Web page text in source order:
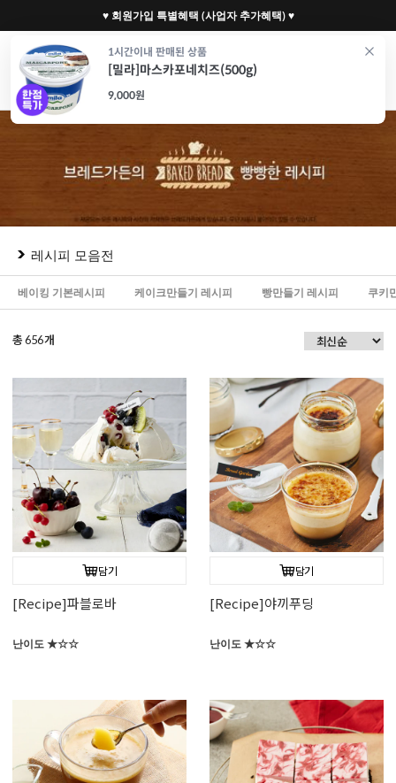
1시간이내 판매된 상품
[밀라]마스카포네치즈(500g)
9,000원
♥ 회원가입 특별혜택 (사업자 추가혜택) ♥
0
재료 도구 포장
레시피 모음전
베이킹 기본레시피 케이크만들기 레시피 빵만들기 레시피 쿠키
총656개
담기
[Recipe]파블로바
난이도 ★☆☆
담기
[Recipe]야끼푸딩
난이도 ★☆☆